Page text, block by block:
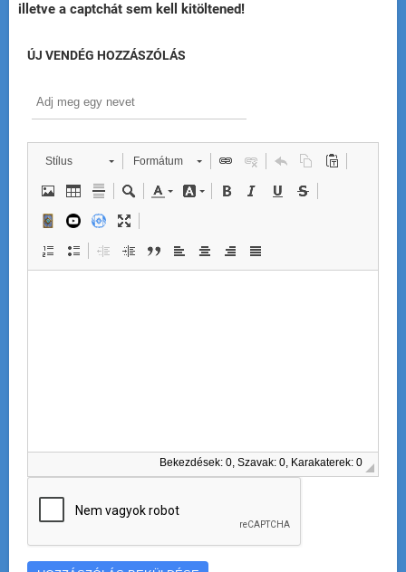
illetve a captchát sem kell kitöltened!
ÚJ VENDÉG HOZZÁSZÓLÁS
Stílus Formátum
Bekezdések: 0, Szavak: 0, Karakaterek: 0